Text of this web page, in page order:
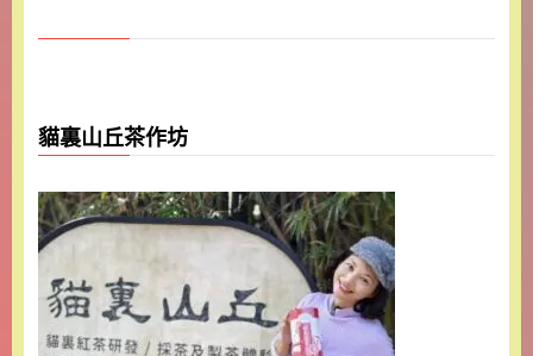
貓裏山丘茶作坊